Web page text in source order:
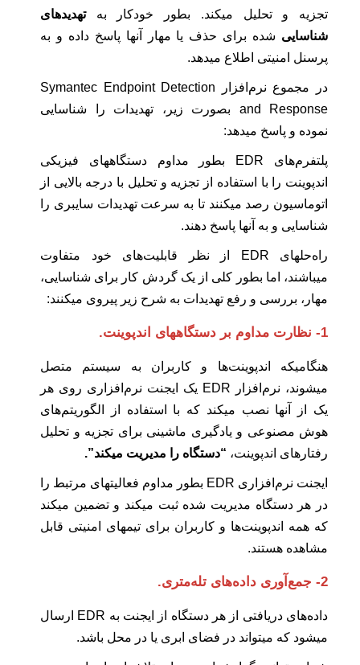
تجزیه و تحلیل میکند. بطور خودکار بهتهدیدهای
شناسایی شده برای حذف یا مهار آنها پاسخ داده و به
پرسنل امنیتی اطلاع میدهد.
در مجموع نرم‌افزار Symantec Endpoint Detection
and Response بصورت زیر، تهدیدات را شناسایی
نموده و پاسخ میدهد:
پلتفرم‌های EDR بطور مداوم دستگاههای فیزیکی
اندپوینت را با استفاده از تجزیه و تحلیل با درجه بالایی از
اتوماسیون رصد میکنند تا به سرعت تهدیدات سایبری را
شناسایی و به آنها پاسخ دهند.
راه‌حلهای EDR از نظر قابلیت‌های خود متفاوت
میباشند، اما بطور کلی از یک گردش کار برای شناسایی،
مهار، بررسی و رفع تهدیدات به شرح زیر پیروی میکنند:
1- نظارت مداوم بر دستگاههای اندپوینت.
هنگامیکه اندپوینت‌ها و کاربران به سیستم متصل
میشوند، نرم‌افزار EDR یک ایجنت نرم‌افزاری روی هر
یک از آنها نصب میکند که با استفاده از الگوریتم‌های
هوش مصنوعی و یادگیری ماشینی برای تجزیه و تحلیل
رفتارهای اندپوینت، “دستگاه را مدیریت میکند”.
ایجنت نرم‌افزاری EDR بطور مداوم فعالیتهای مرتبط را
در هر دستگاه مدیریت شده ثبت میکند و تضمین میکند
که همه اندپوینت‌ها و کاربران برای تیمهای امنیتی قابل
مشاهده هستند.
2- جمع‌آوری داده‌های تله‌متری.
داده‌های دریافتی از هر دستگاه از ایجنت به EDR ارسال
میشود که میتواند در فضای ابری یا در محل باشد.